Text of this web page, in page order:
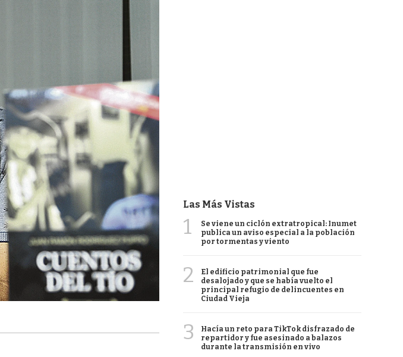
Las Más Vistas
1
Se viene un ciclón extratropical: Inumet
publica un aviso especial a la población
por tormentas y viento
2
El edificio patrimonial que fue
desalojado y que se había vuelto el
principal refugio de delincuentes en
Ciudad Vieja
3
Hacía un reto para TikTok disfrazado de
repartidor y fue asesinado a balazos
durante la transmisión en vivo